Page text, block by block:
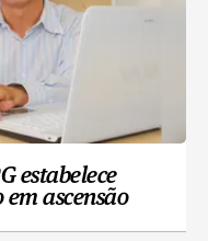
estabelece
ascensão